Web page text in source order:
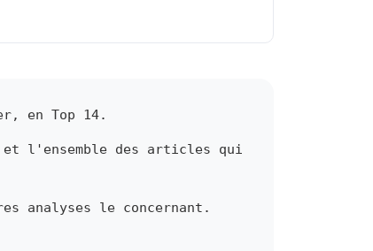
en Top 14.
l'ensemble des articles qui
analyses le concernant.